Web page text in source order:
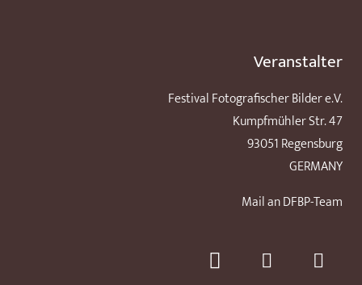
Veranstalter
Festival Fotografischer Bilder e.V.
Kumpfmühler Str. 47
93051 Regensburg
GERMANY
Mail an DFBP-Team